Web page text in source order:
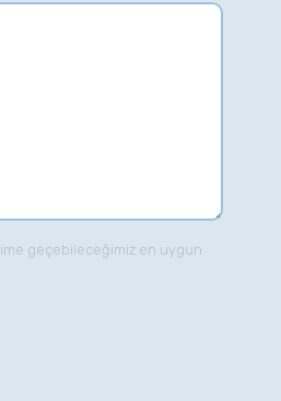
geçebileceğimiz en uygun